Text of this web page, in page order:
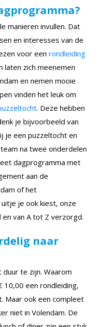
manieren invullen. Dat
en interesses van de
voor een rondleiding
laten zich meenemen
en nemen mooie
vinden het leuk om
. Deze hebben
je bijvoorbeeld van
je een puzzeltocht en
na twee onderdelen
dagprogramma met
aan de
of het
je ook kiest, onze
van A tot Z verzorgd.
naar
te zijn. Waarom
10,00 een rondleiding,
Maar ook een compleet
niet in Volendam. De